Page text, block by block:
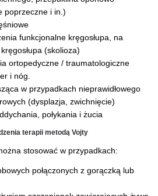
poprzeczne i in.)
funkcjonalne kręgosłupa, na
(skolioza)
ortopedyczne / traumatologiczne
i nóg.
w przypadkach nieprawidłowego
(dysplazja, zwichnięcie)
połykania i żucia
terapii metodą Vojty
stosować w przypadkach:
połączonych z gorączką lub